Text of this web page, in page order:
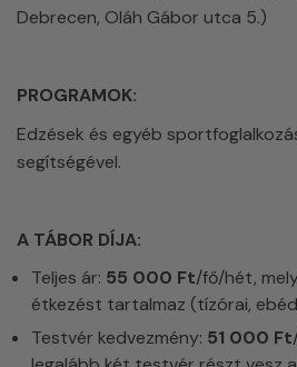
Debrecen, Oláh Gábor utca 5.)
PROGRAMOK:
Edzések és egyéb
segítségével.
A TÁBOR DÍJA:
Teljes ár: 55 000 Ft/fő/hét,
étkezést tartalmaz (tízórai,
Testvér kedvezmény: 51 000 Ft